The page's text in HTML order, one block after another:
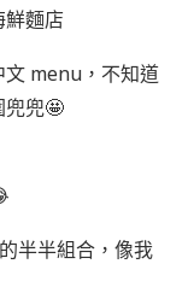
麵店
文 menu，不知道
兜兜🤩
半半組合，像我